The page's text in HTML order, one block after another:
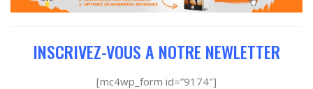
INSCRIVEZ-VOUS A NOTRE NEWLETTER
[mc4wp_form id=”9174″]